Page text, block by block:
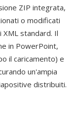
ZIP integrata,
o modificati
standard. Il
in PowerPoint,
il caricamento) e
un'ampia
distribuiti.